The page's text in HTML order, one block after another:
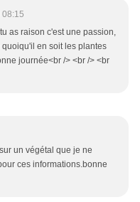
08:15
as raison c'est une passion,
en soit les plantes
journée<br /> <br /> <br
un végétal que je ne
ces informations.bonne